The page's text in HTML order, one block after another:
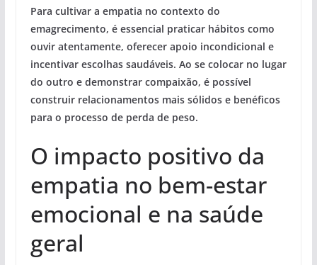
Para cultivar a empatia no contexto do
emagrecimento, é essencial praticar hábitos como
ouvir atentamente, oferecer apoio incondicional e
incentivar escolhas saudáveis. Ao se colocar no lugar
do outro e demonstrar compaixão, é possível
construir relacionamentos mais sólidos e benéficos
para o processo de perda de peso.
O impacto positivo da
empatia no bem-estar
emocional e na saúde
geral